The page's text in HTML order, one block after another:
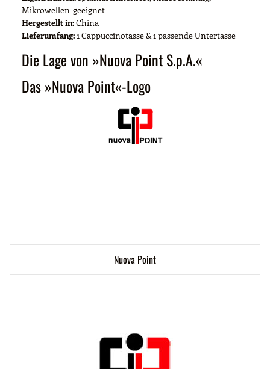
Mikrowellen-geeignet
Hergestellt in:China
Lieferumfang:1 Cappuccinotasse & 1 passende Untertasse
Die Lage von »Nuova Point S.p.A.«
Das »Nuova Point«-Logo
Nuova Point